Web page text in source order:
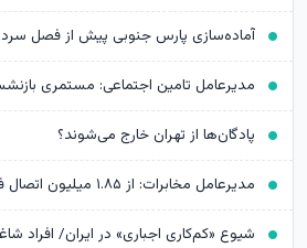
آماده‌سازی پارس جنوبی پیش از فصل سرد
پادگان‌ها از تهران خارج می‌شوند؟